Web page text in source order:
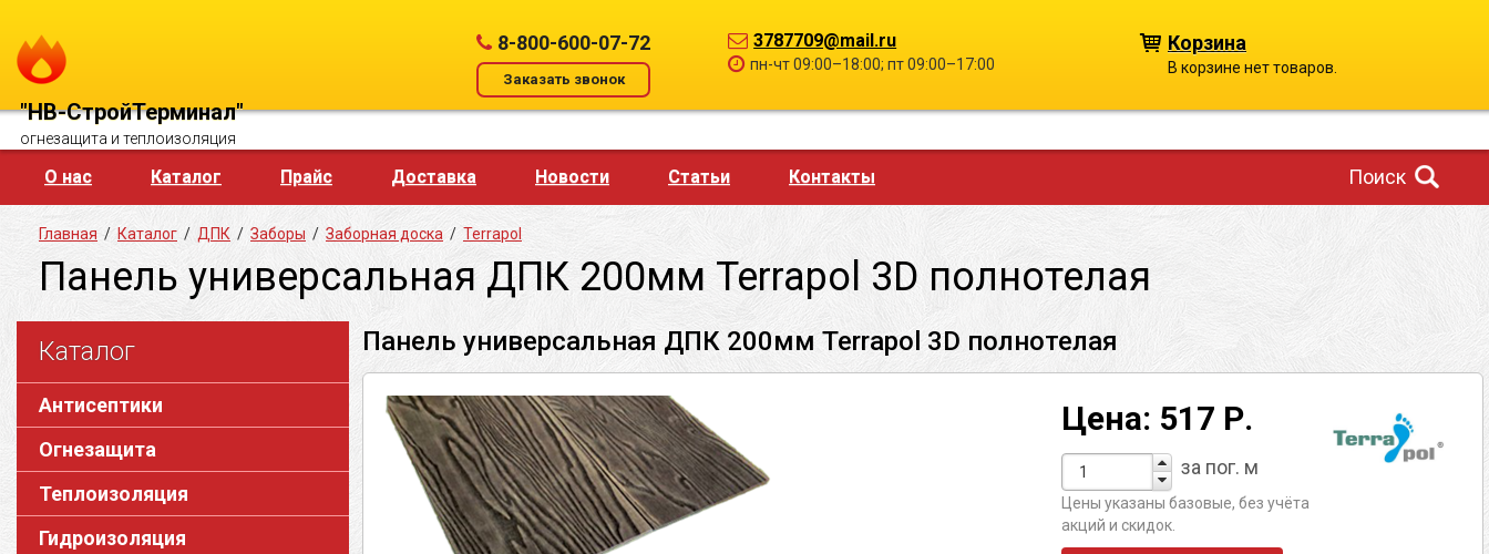
"НВ-СтройТерминал"
огнезащита и теплоизоляция
8-800-600-07-72
Заказать звонок
3787709@mail.ru
пн-чт 09:00–18:00; пт 09:00–17:00
Корзина
В корзине нет товаров.
О нас Каталог Прайс Доставка Новости Статьи Контакты Поиск
Главная / Каталог / ДПК / Заборы / Заборная доска / Terrapol
Панель универсальная ДПК 200мм Terrapol 3D полнотелая
Каталог
Антисептики
Огнезащита
Теплоизоляция
Гидроизоляция
Панель универсальная ДПК 200мм Terrapol 3D полнотелая
Цена: 517 Р.
за пог. м
Цены указаны базовые, без учёта
акций и скидок.